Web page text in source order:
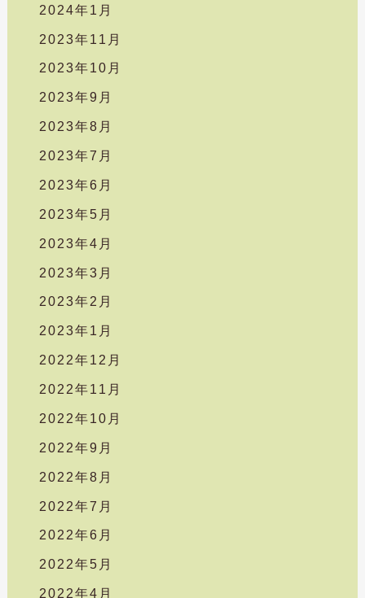
2024年1月
2023年11月
2023年10月
2023年9月
2023年8月
2023年7月
2023年6月
2023年5月
2023年4月
2023年3月
2023年2月
2023年1月
2022年12月
2022年11月
2022年10月
2022年9月
2022年8月
2022年7月
2022年6月
2022年5月
2022年4月